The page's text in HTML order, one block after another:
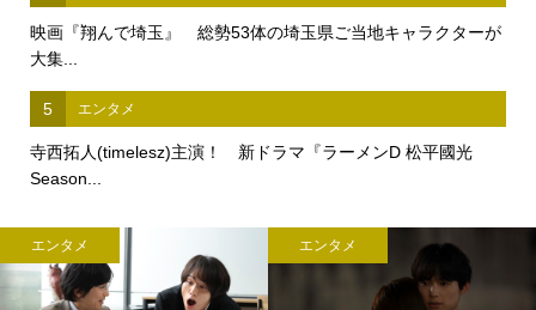
映画『翔んで埼玉』 総勢53体の埼玉県ご当地キャラクターが
大集...
5 エンタメ
寺西拓人(timelesz)主演！ 新ドラマ『ラーメンD 松平國光
Season...
エンタメ エンタメ